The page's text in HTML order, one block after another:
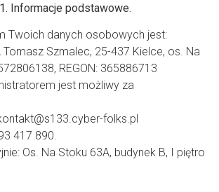
Informacje podstawowe.
Twoich danych osobowych jest:
Tomasz Szmalec, 25-437 Kielce, os. Na
REGON: 365886713
jest możliwy za
folks.pl
417 890.
Os. Na Stoku 63A, budynek B, I piętro